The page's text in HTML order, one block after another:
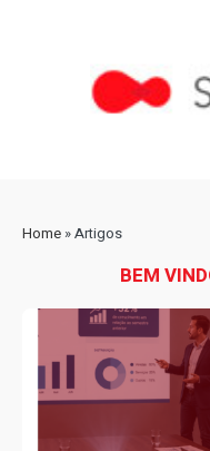
Home »Artigos
BEM